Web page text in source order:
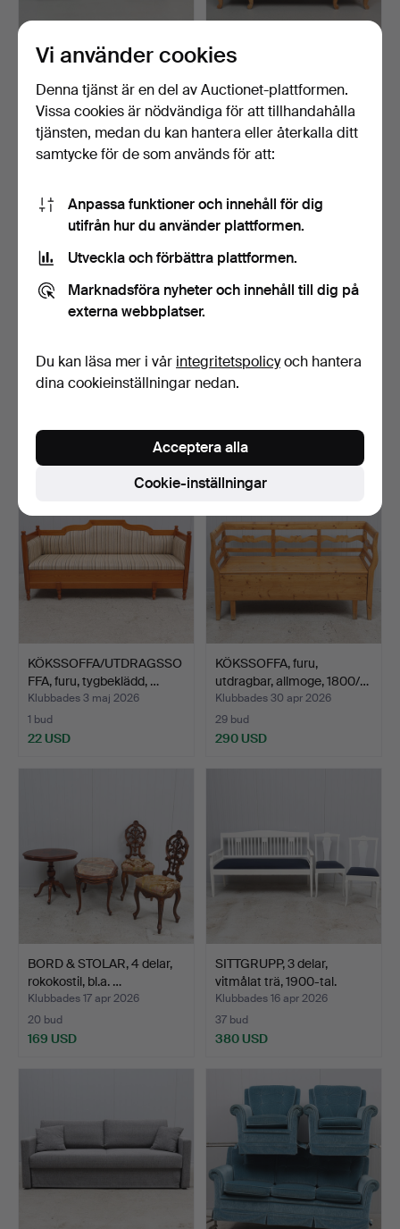
SOFFA, Karl Johan,
1800/1900-tal.
Klubbades 11 jun 2026
4 bud
37 USD
KÖKSSOFFA, avlutad furu,
1900-tal.
Klubbades 10 jun 2026
7 bud
95 USD
CANAPÉ, nyrenässans,
med lejonmaskaron, 18…
37 USD
KANAPÉ, mahogny & blå
klädsel, nyrenässans…
27 USD
KÖKSSOFFA/UTDRAGSSO
FFA, furu, tygbeklädd, …
Klubbades 3 maj 2026
1 bud
22 USD
KÖKSSOFFA, furu,
utdragbar, allmoge, 1800/…
Klubbades 30 apr 2026
29 bud
290 USD
BORD & STOLAR, 4 delar,
rokokostil, bl.a. …
Klubbades 17 apr 2026
20 bud
169 USD
SITTGRUPP, 3 delar,
vitmålat trä, 1900-tal.
Klubbades 16 apr 2026
37 bud
380 USD
Vi använder cookies
Denna tjänst är en del av Auctionet-plattformen.
Vissa cookies är nödvändiga för att tillhandahålla
tjänsten, medan du kan hantera eller återkalla ditt
samtycke för de som används för att:
Anpassa funktioner och innehåll för dig
utifrån hur du använder plattformen.
Utveckla och förbättra plattformen.
Marknadsföra nyheter och innehåll till dig på
externa webbplatser.
Du kan läsa mer i vår integritetspolicyoch hantera
dina cookieinställningar nedan.
Cookie-inställningar
Acceptera alla